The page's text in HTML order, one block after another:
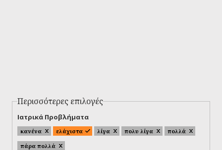
Περισσότερες επιλογές
Ιατρικά Προβλήματα
κανένα ελάχιστα λίγα πολυ λίγα
πολλά
πάρα πολλά